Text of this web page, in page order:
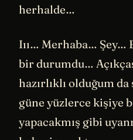
herhalde…
Iıı… Merhaba… Şey…
bir durumdu…
hazırlıklı olduğum
güne yüzlerce kişiye
yapacakmış gibi